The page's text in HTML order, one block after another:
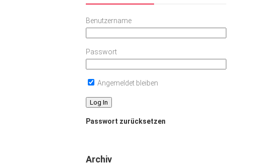
Benutzername
Passwort
Angemeldet bleiben
Passwort zurücksetzen
Archiv